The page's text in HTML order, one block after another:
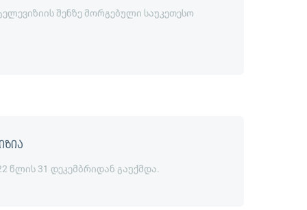
შენზე მორგებული საუკეთესო
წლის 31 დეკემბრიდან გაუქმდა.